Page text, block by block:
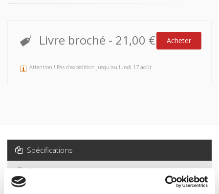
Livre broché - 21,00 € Acheter
Attention ! Pas d'expédition jusqu'au lundi 17 août
Spécifications
Formats